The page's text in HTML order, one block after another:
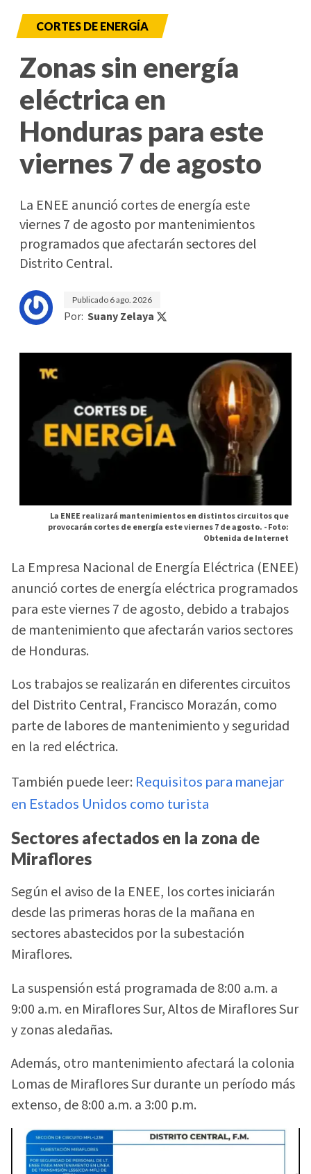
CORTES DE ENERGÍA
Zonas sin energía
eléctrica en
Honduras para este
viernes 7 de agosto
La ENEE anunció cortes de energía este
viernes 7 de agosto por mantenimientos
programados que afectarán sectores del
Distrito Central.
Publicado 6 ago. 2026
Por: Suany Zelaya
La ENEE realizará mantenimientos en distintos circuitos que
provocarán cortes de energía este viernes 7 de agosto. -Foto:
Obtenida de Internet
La Empresa Nacional de Energía Eléctrica (ENEE)
anunció cortes de energía eléctrica programados
para este viernes 7 de agosto, debido a trabajos
de mantenimiento que afectarán varios sectores
de Honduras.
Los trabajos se realizarán en diferentes circuitos
del Distrito Central, Francisco Morazán, como
parte de labores de mantenimiento y seguridad
en la red eléctrica.
También puede leer: Requisitos para manejar
en Estados Unidos como turista
Sectores afectados en la zona de
Miraflores
Según el aviso de la ENEE, los cortes iniciarán
desde las primeras horas de la mañana en
sectores abastecidos por la subestación
Miraflores.
La suspensión está programada de 8:00 a.m. a
9:00 a.m. en Miraflores Sur, Altos de Miraflores Sur
y zonas aledañas.
Además, otro mantenimiento afectará la colonia
Lomas de Miraflores Sur durante un período más
extenso, de 8:00 a.m. a 3:00 p.m.